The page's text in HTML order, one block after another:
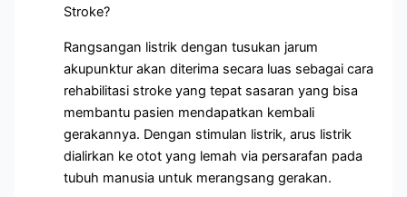
Stroke?
Rangsangan listrik dengan tusukan jarum
akupunktur akan diterima secara luas sebagai cara
rehabilitasi stroke yang tepat sasaran yang bisa
membantu pasien mendapatkan kembali
gerakannya. Dengan stimulan listrik, arus listrik
dialirkan ke otot yang lemah via persarafan pada
tubuh manusia untuk merangsang gerakan.